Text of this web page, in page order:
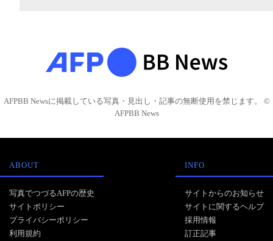
AFPBB Newsに掲載している写真・見出し・記事の無断使用を禁じます。 ©
AFPBB News
ABOUT
写真でつづるAFPの歴史
サイトポリシー
プライバシーポリシー
利用規約
INFO
サイトからのお知らせ
サイトに関するヘルプ
採用情報
訂正記事